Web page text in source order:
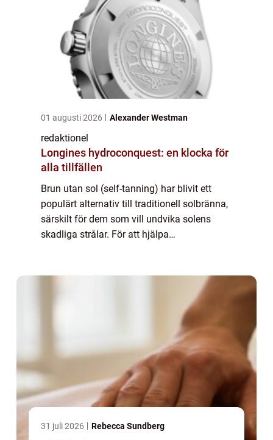
01 augusti 2026 Alexander Westman
redaktionel
Longines hydroconquest: en klocka för
alla tillfällen
Brun utan sol (self-tanning) har blivit ett
populärt alternativ till traditionell solbränna,
särskilt för dem som vill undvika solens
skadliga strålar. För att hjälpa
31 juli 2026 Rebecca Sundberg